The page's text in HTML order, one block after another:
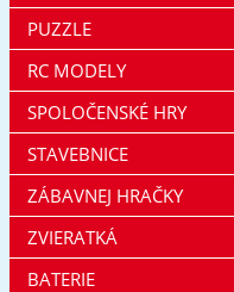
PUZZLE
RC MODELY
SPOLOČENSKÉ HRY
STAVEBNICE
ZÁBAVNEJ HRAČKY
ZVIERATKÁ
BATERIE